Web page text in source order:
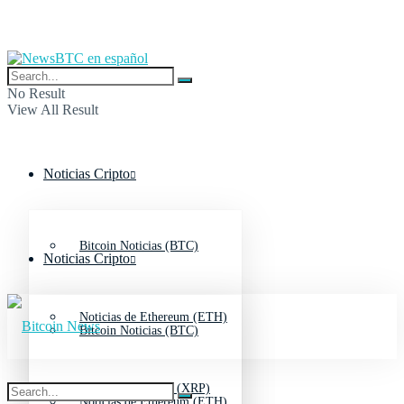
No Result
View All Result
Noticias Cripto
Bitcoin Noticias (BTC)
Noticias de Ethereum (ETH)
Noticias de Ripple (XRP)
Noticias Cripto
Bitcoin Noticias (BTC)